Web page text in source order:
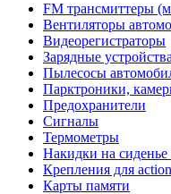
FM трансмиттеры
Вентиляторы
Видеорегистраторы
Зарядные
Пылесосы
Парктроники,
Предохранители
Сигналы
Термометры
Накидки на
Крепления для
Карты памяти